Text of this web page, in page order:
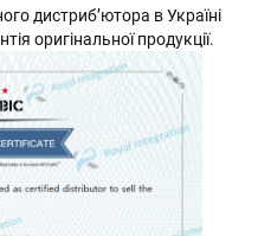
дистриб’ютора в Україні
оригінальної продукції.